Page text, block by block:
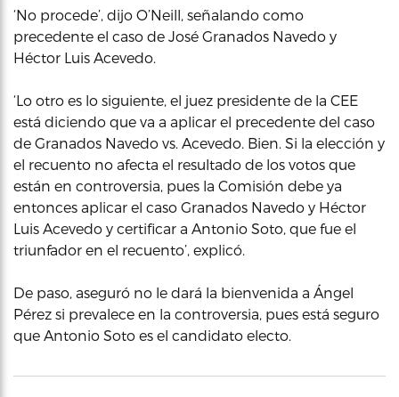
‘No procede’, dijo O’Neill, señalando como
precedente el caso de José Granados Navedo y
Héctor Luis Acevedo.
‘Lo otro es lo siguiente, el juez presidente de la CEE
está diciendo que va a aplicar el precedente del caso
de Granados Navedo vs. Acevedo. Bien. Si la elección y
el recuento no afecta el resultado de los votos que
están en controversia, pues la Comisión debe ya
entonces aplicar el caso Granados Navedo y Héctor
Luis Acevedo y certificar a Antonio Soto, que fue el
triunfador en el recuento’, explicó.
De paso, aseguró no le dará la bienvenida a Ángel
Pérez si prevalece en la controversia, pues está seguro
que Antonio Soto es el candidato electo.